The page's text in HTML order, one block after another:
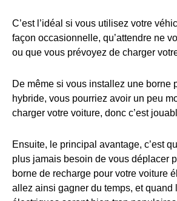
C’est l’idéal si vous utilisez votre
façon occasionnelle, qu’attendre ne
ou que vous prévoyez de charger
De même si vous installez une borne
hybride, vous pourriez avoir un peu
charger votre voiture, donc c’est
Ensuite, le principal avantage, c’est
plus jamais besoin de vous déplacer
borne de recharge pour votre voiture
allez ainsi gagner du temps, et quand